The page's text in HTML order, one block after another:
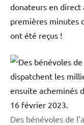
donateurs en direct
premières minutes
ont été reçus !
Des bénévoles de